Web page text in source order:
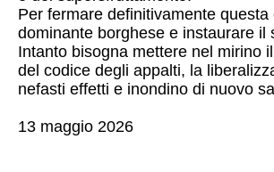
Per fermare definitivamente
dominante borghese e instaurare il
Intanto bisogna mettere nel mirino
del codice degli appalti, la
nefasti effetti e inondino di nuovo
13 maggio 2026